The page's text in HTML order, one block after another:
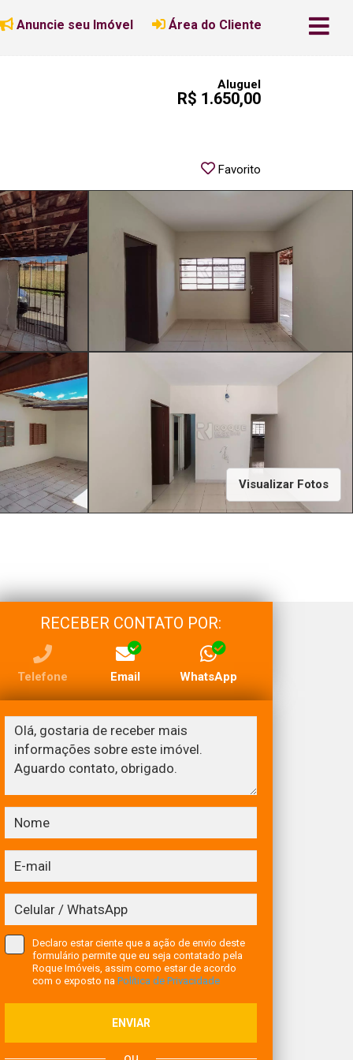
Anuncie seu Imóvel Área do Cliente
Aluguel
R$ 1.650,00
Favorito
Visualizar Fotos
RECEBER CONTATO POR:
Telefone Email WhatsApp
Declaro estar ciente que a ação de envio deste
formulário permite que eu seja contatado pela
Roque Imóveis, assim como estar de acordo
com o exposto na Política de Privacidade
ENVIAR